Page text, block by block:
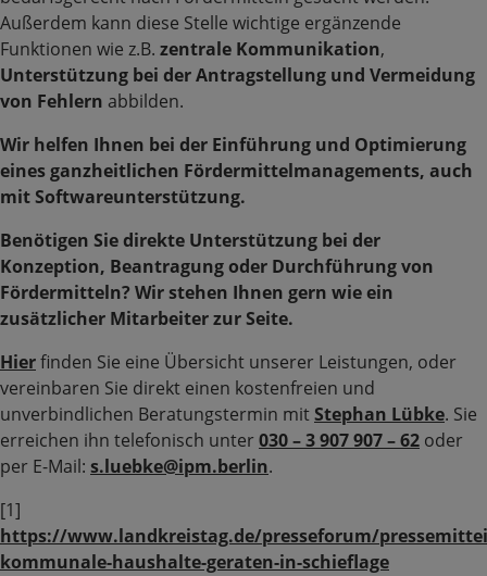
Außerdem kann diese Stelle wichtige ergänzende
Funktionen wie z.B. zentrale Kommunikation,
Unterstützung bei der Antragstellung und Vermeidung
von Fehlern abbilden.
Wir helfen Ihnen bei der Einführung und Optimierung
eines ganzheitlichen Fördermittelmanagements, auch
mit Softwareunterstützung.
Benötigen Sie direkte Unterstützung bei der
Konzeption, Beantragung oder Durchführung von
Fördermitteln? Wir stehen Ihnen gern wie ein
zusätzlicher Mitarbeiter zur Seite.
Hierfinden Sie eine Übersicht unserer Leistungen, oder
vereinbaren Sie direkt einen kostenfreien und
unverbindlichen Beratungstermin mitStephan Lübke. Sie
erreichen ihn telefonisch unter 030 – 3 907 907 – 62 oder
per E-Mail: s.luebke@ipm.berlin.
[1]
https://www.landkreistag.de/presseforum/
kommunale-haushalte-geraten-in-schieflage